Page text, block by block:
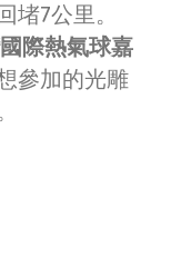
堵7公里。
國際熱氣球嘉
參加的光雕